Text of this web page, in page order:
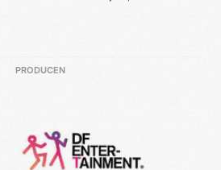
PRODUCEN